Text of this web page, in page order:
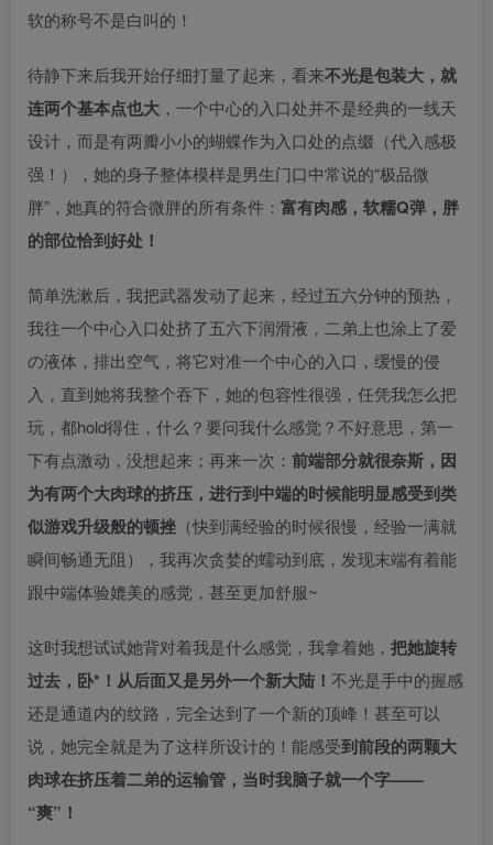
软的称号不是白叫的！
待静下来后我开始仔细打量了起来，看来不光是包装大，就
连两个基本点也大 ，一个中心的入口处并不是经典的一线天
设计，而是有两瓣小小的蝴蝶作为入口处的点缀（代入感极
强！），她的身子整体模样是男生门口中常说的“极品微
胖”，她真的符合微胖的所有条件： 富有肉感，软糯Q弹，胖
的部位恰到好处！
简单洗漱后，我把武器发动了起来，经过五六分钟的预热，
我往一个中心入口处挤了五六下润滑液，二弟上也涂上了爱
の液体，排出空气，将它对准一个中心的入口，缓慢的侵
入，直到她将我整个吞下，她的包容性很强，任凭我怎么把
玩，都hold得住，什么？要问我什么感觉？不好意思，第一
下有点激动，没想起来；再来一次： 前端部分就很奈斯，因
为有两个大肉球的挤压，进行到中端的时候能明显感受到类
似游戏升级般的顿挫 （快到满经验的时候很慢，经验一满就
瞬间畅通无阻），我再次贪婪的蠕动到底，发现末端有着能
跟中端体验媲美的感觉，甚至更加舒服~
这时我想试试她背对着我是什么感觉，我拿着她， 把她旋转
过去，卧*！从后面又是另外一个新大陆！ 不光是手中的握感
还是通道内的纹路，完全达到了一个新的顶峰！甚至可以
说，她完全就是为了这样所设计的！能感受到前段的两颗大
肉球在挤压着二弟的运输管，当时我脑子就一个字——
“爽”！